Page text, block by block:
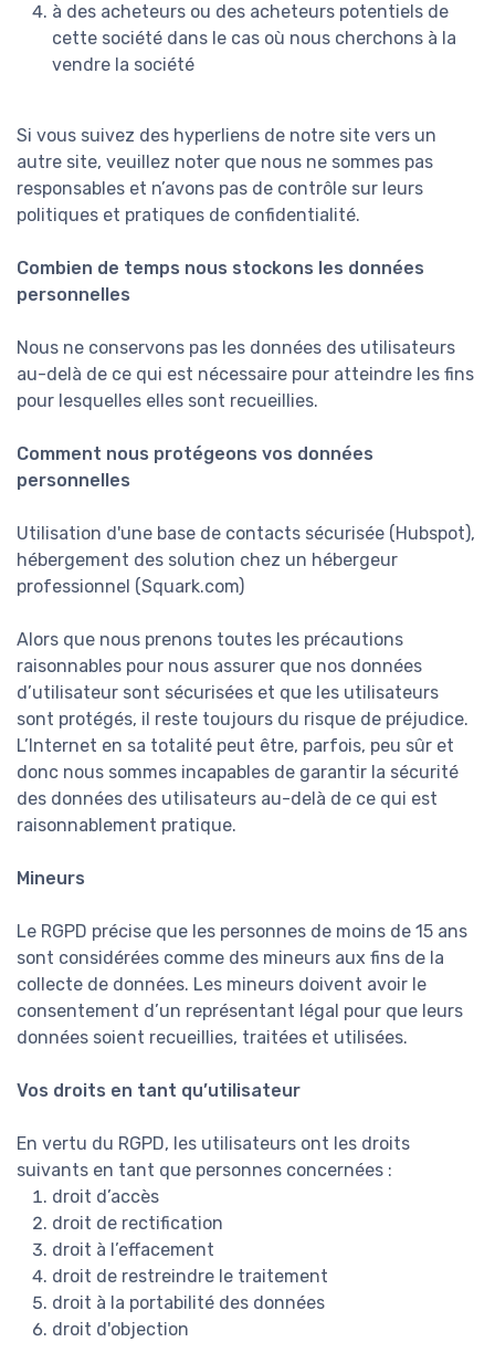
à des acheteurs ou des acheteurs potentiels de
cette société dans le cas où nous cherchons à la
vendre la société
Si vous suivez des hyperliens de notre site vers un
autre site, veuillez noter que nous ne sommes pas
responsables et n’avons pas de contrôle sur leurs
politiques et pratiques de confidentialité.
Combien de temps nous stockons les données
personnelles
Nous ne conservons pas les données des utilisateurs
au-delà de ce qui est nécessaire pour atteindre les fins
pour lesquelles elles sont recueillies.
Comment nous protégeons vos données
personnelles
Utilisation d'une base de contacts sécurisée (Hubspot),
hébergement des solution chez un hébergeur
professionnel (Squark.com)
Alors que nous prenons toutes les précautions
raisonnables pour nous assurer que nos données
d’utilisateur sont sécurisées et que les utilisateurs
sont protégés, il reste toujours du risque de préjudice.
L’Internet en sa totalité peut être, parfois, peu sûr et
donc nous sommes incapables de garantir la sécurité
des données des utilisateurs au-delà de ce qui est
raisonnablement pratique.
Mineurs
Le RGPD précise que les personnes de moins de 15 ans
sont considérées comme des mineurs aux fins de la
collecte de données. Les mineurs doivent avoir le
consentement d’un représentant légal pour que leurs
données soient recueillies, traitées et utilisées.
Vos droits en tant qu’utilisateur
En vertu du RGPD, les utilisateurs ont les droits
suivants en tant que personnes concernées :
droit d’accès
droit de rectification
droit à l’effacement
droit de restreindre le traitement
droit à la portabilité des données
droit d'objection